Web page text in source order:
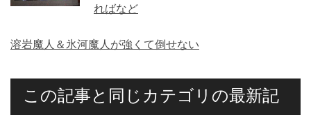
ればなど
溶岩魔人＆氷河魔人が強くて倒せない
この記事と同じカテゴリの最新記